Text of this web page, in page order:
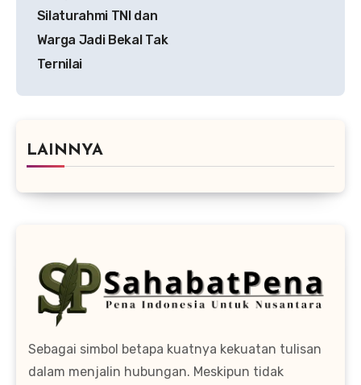
Silaturahmi TNI dan
Warga Jadi Bekal Tak
Ternilai
LAINNYA
Sebagai simbol betapa kuatnya kekuatan tulisan
dalam menjalin hubungan. Meskipun tidak